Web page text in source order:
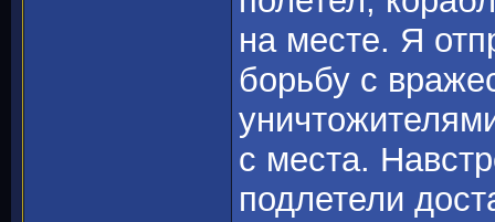
на месте. Я
борьбу с
с места.
подлетели